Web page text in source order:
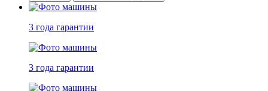
3 года гарантии
3 года гарантии